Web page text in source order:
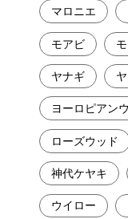
マロニエ
モアビ
ヤナギ
ヨーロピアン
ローズウッド
神代ケヤキ
ウイロー